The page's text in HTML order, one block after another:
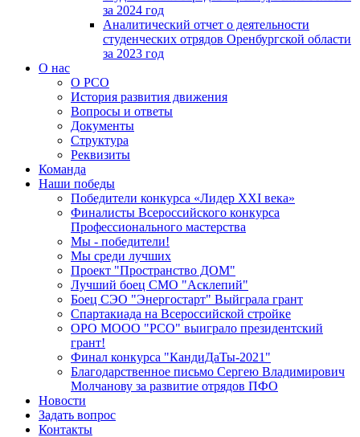
за 2024 год
Аналитический отчет о деятельности
студенческих отрядов Оренбургской области
за 2023 год
О нас
О РСО
История развития движения
Вопросы и ответы
Документы
Структура
Реквизиты
Команда
Наши победы
Победители конкурса «Лидер XXI века»
Финалисты Всероссийского конкурса
Профессионального мастерства
Мы - победители!
Мы среди лучших
Проект "Пространство ДОМ"
Лучший боец СМО "Асклепий"
Боец СЭО "Энергостарт" Выйграла грант
Спартакиада на Всероссийской стройке
ОРО МООО "РСО" выиграло президентский
грант!
Финал конкурса "КандиДаТы-2021"
Благодарственное письмо Сергею Владимирович
Молчанову за развитие отрядов ПФО
Новости
Задать вопрос
Контакты